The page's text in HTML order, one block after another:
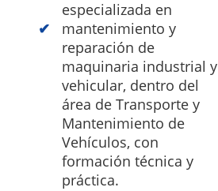
especializada en
mantenimiento y
reparación de
maquinaria industrial y
vehicular, dentro del
área de Transporte y
Mantenimiento de
Vehículos, con
formación técnica y
práctica.